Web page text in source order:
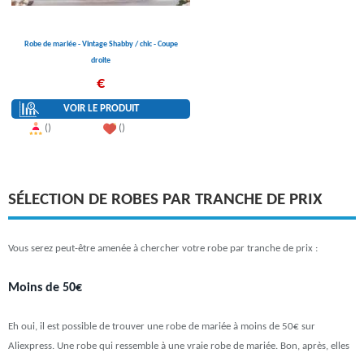
Robe de mariée - Vintage Shabby / chic - Coupe
droite
€
VOIR LE PRODUIT
()
()
SÉLECTION DE ROBES PAR TRANCHE DE PRIX
Vous serez peut-être amenée à chercher votre robe par tranche de prix :
Moins de 50€
Eh oui, il est possible de trouver une robe de mariée à moins de 50€ sur
Aliexpress. Une robe qui ressemble à une vraie robe de mariée. Bon, après, elles